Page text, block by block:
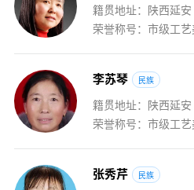
籍贯地址：陕西延安
荣誉称号：市级工
李苏琴 民族
籍贯地址：陕西延安
荣誉称号：市级工
张秀芹 民族